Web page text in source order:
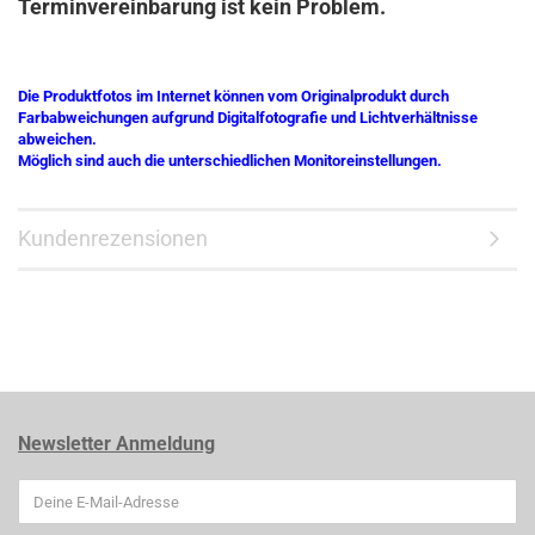
Terminvereinbarung ist kein Problem.
Die Produktfotos im Internet können vom Originalprodukt durch
Farbabweichungen aufgrund Digitalfotografie und Lichtverhältnisse
abweichen.
Möglich sind auch die unterschiedlichen Monitoreinstellungen.
Kundenrezensionen
Newsletter Anmeldung